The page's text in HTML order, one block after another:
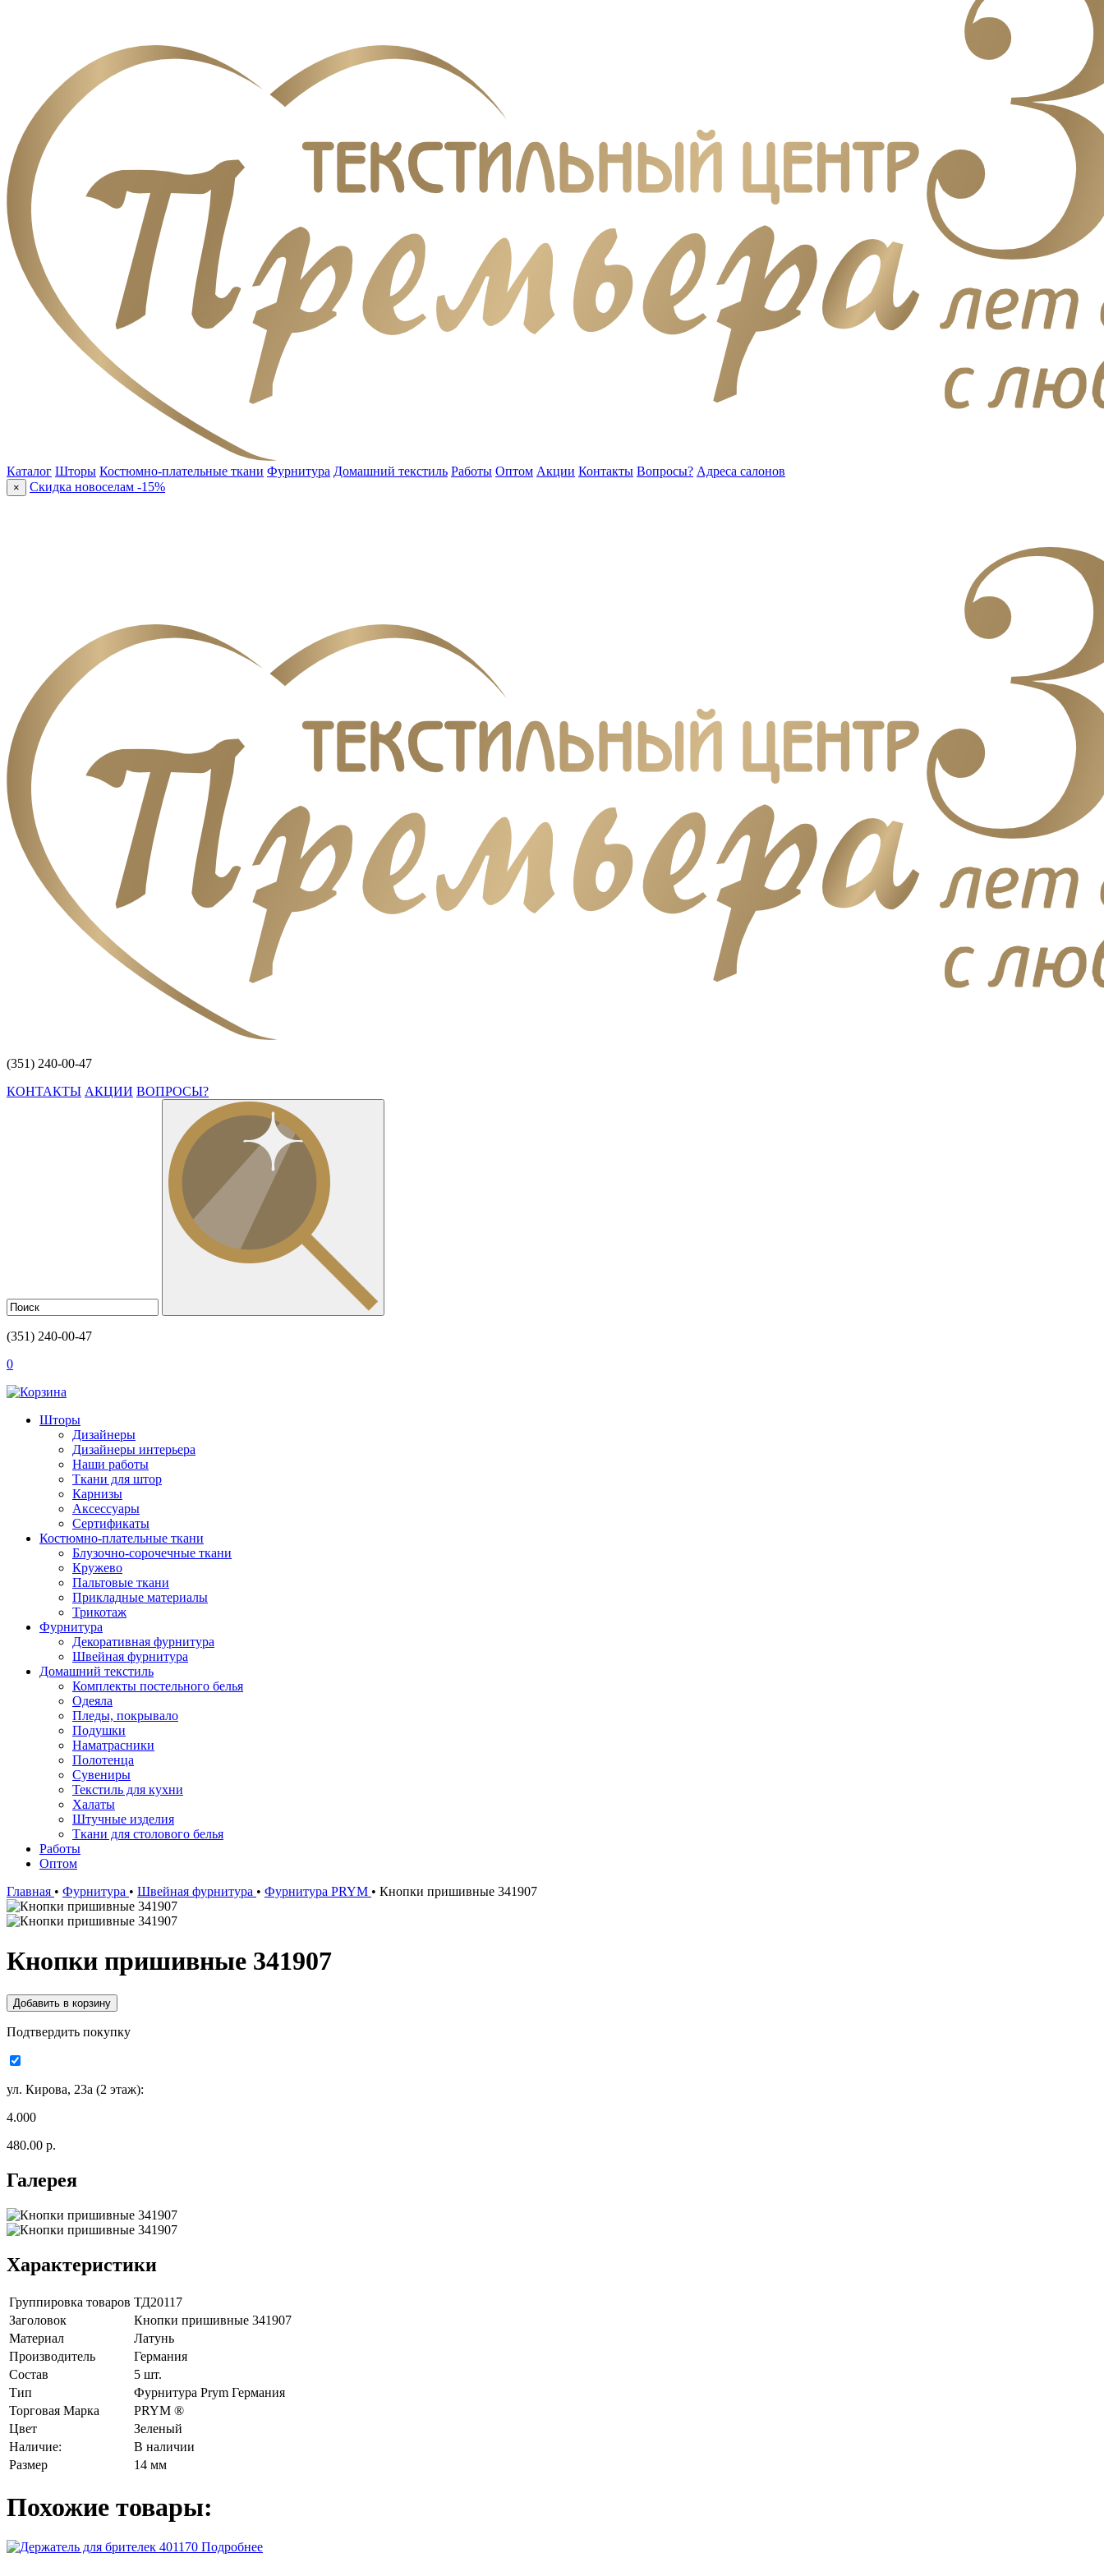
Каталог Шторы Костюмно-плательные ткани Фурнитура Домашний текстиль Работы Оптом Акции Контакты Вопросы? Адреса салонов
× Скидка новоселам -15%
(351) 240-00-47
КОНТАКТЫ АКЦИИ ВОПРОСЫ?
(351) 240-00-47
0
Шторы
Дизайнеры
Дизайнеры интерьера
Наши работы
Ткани для штор
Карнизы
Аксессуары
Сертификаты
Костюмно-плательные ткани
Блузочно-сорочечные ткани
Кружево
Пальтовые ткани
Прикладные материалы
Трикотаж
Фурнитура
Декоративная фурнитура
Швейная фурнитура
Домашний текстиль
Комплекты постельного белья
Одеяла
Пледы, покрывало
Подушки
Наматрасники
Полотенца
Сувениры
Текстиль для кухни
Халаты
Штучные изделия
Ткани для столового белья
Работы
Оптом
Главная • Фурнитура • Швейная фурнитура • Фурнитура PRYM • Кнопки пришивные 341907
Кнопки пришивные 341907
Подтвердить покупку
ул. Кирова, 23а (2 этаж):
4.000
480.00 р.
Галерея
Характеристики
Группировка товаров ТД20117
Заголовок
Кнопки пришивные 341907
Материал
Латунь
Производитель
Германия
Состав
5 шт.
Тип
Фурнитура Prym Германия
Торговая Марка
PRYM ®
Цвет
Зеленый
Наличие:
В наличии
Размер
14 мм
Похожие товары:
Подробнее